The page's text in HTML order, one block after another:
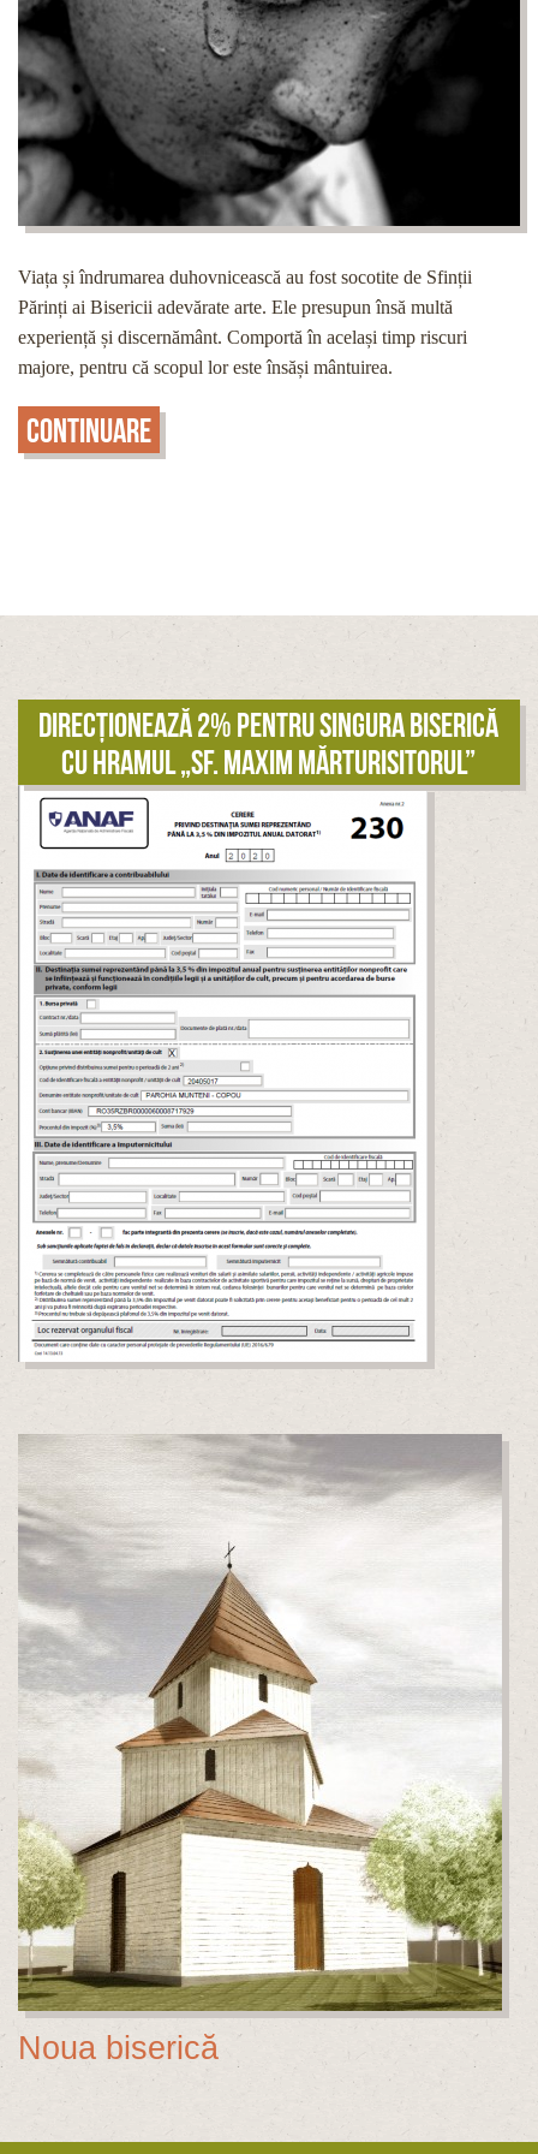
Viața și îndrumarea duhovnicească au fost socotite de Sfinții
Părinți ai Bisericii adevărate arte. Ele presupun însă multă
experiență și discernământ. Comportă în același timp riscuri
majore, pentru că scopul lor este însăși mântuirea.
Continuare
Direcționează 2% pentru singura biserică
cu hramul „Sf. Maxim Mărturisitorul”
Noua biserică